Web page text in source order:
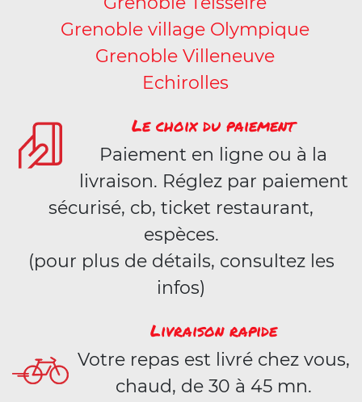
Grenoble village Olympique
Grenoble Villeneuve
Echirolles
Le choix du paiement
Paiement en ligne ou à la
livraison. Réglez par paiement
sécurisé, cb, ticket restaurant,
espèces.
(pour plus de détails, consultez les
infos)
Livraison rapide
Votre repas est livré chez vous,
chaud, de 30 à 45 mn.